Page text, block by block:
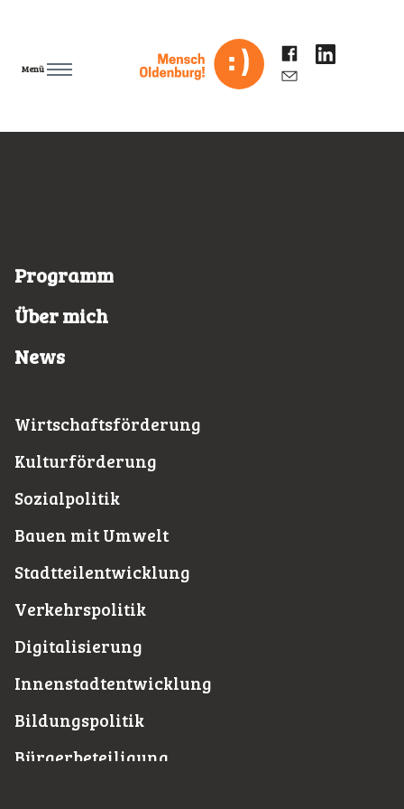
Menü
Programm
Über mich
News
Wirtschaftsförderung
Kulturförderung
Sozialpolitik
Bauen mit Umwelt
Stadtteilentwicklung
Verkehrspolitik
Digitalisierung
Innenstadtentwicklung
Bildungspolitik
Bürgerbeteiligung